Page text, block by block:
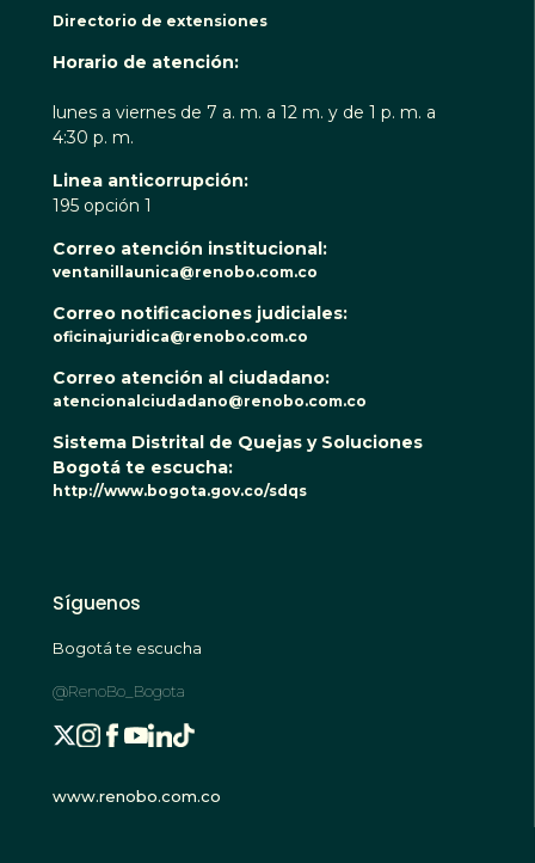
Directorio de extensiones
Horario de atención:
lunes a viernes de 7 a. m. a 12 m. y de 1 p. m. a
4:30 p. m.
Linea anticorrupción:
195 opción 1
Correo atención institucional:
ventanillaunica@renobo.com.co
Correo notificaciones judiciales:
oficinajuridica@renobo.com.co
Correo atención al ciudadano:
atencionalciudadano@renobo.com.co
Sistema Distrital de Quejas y Soluciones
Bogotá te escucha:
http://www.bogota.gov.co/sdqs
Síguenos
Bogotá te escucha
@RenoBo_Bogota
www.renobo.com.co